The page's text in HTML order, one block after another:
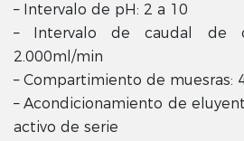
– Intervalo de pH: 2 a 10
– Intervalo de caudal de
2.000ml/min
– Compartimiento de muesras:
– Acondicionamiento de
activo de serie